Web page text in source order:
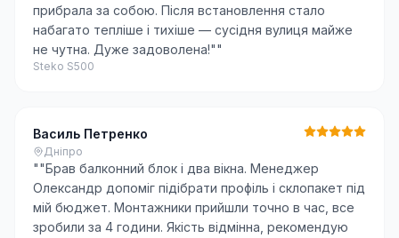
прибрала за собою. Після встановлення стало
набагато тепліше і тихіше — сусідня вулиця майже
не чутна. Дуже задоволена!""
Steko S500
Василь Петренко
Дніпро
""Брав балконний блок і два вікна. Менеджер
Олександр допоміг підібрати профіль і склопакет під
мій бюджет. Монтажники прийшли точно в час, все
зробили за 4 години. Якість відмінна, рекомендую